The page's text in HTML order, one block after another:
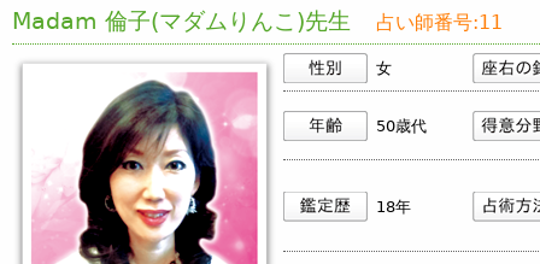
Madam 倫子(マダムりんこ)先生 占い師番号:11
女
50歳代
18年